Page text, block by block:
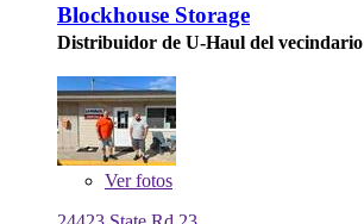
Blockhouse Storage
Distribuidor de U-Haul del vecindario
Verfotos